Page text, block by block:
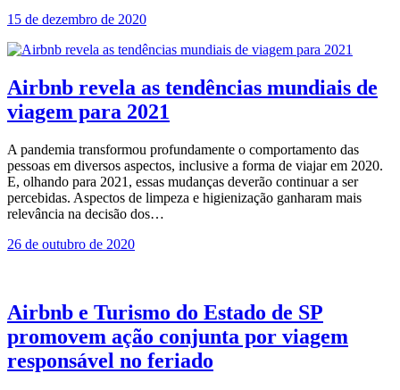
15 de dezembro de 2020
Airbnb revela as tendências mundiais de
viagem para 2021
A pandemia transformou profundamente o comportamento das
pessoas em diversos aspectos, inclusive a forma de viajar em 2020.
E, olhando para 2021, essas mudanças deverão continuar a ser
percebidas. Aspectos de limpeza e higienização ganharam mais
relevância na decisão dos…
26 de outubro de 2020
Airbnb e Turismo do Estado de SP
promovem ação conjunta por viagem
responsável no feriado